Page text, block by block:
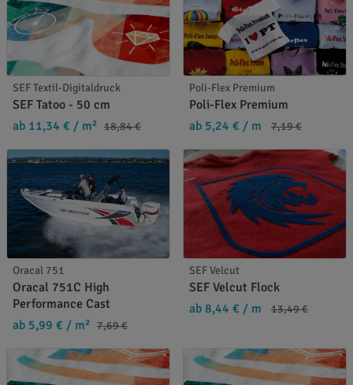
SEF Textil-Digitaldruck
SEF Tatoo - 50 cm
ab 11,34 € / m² 18,84 €
Poli-Flex Premium
Poli-Flex Premium
ab 5,24 € / m 7,19 €
Oracal 751
Oracal 751C High
Performance Cast
ab 5,99 € / m² 7,69 €
SEF Velcut
SEF Velcut Flock
ab 8,44 € / m 13,49 €